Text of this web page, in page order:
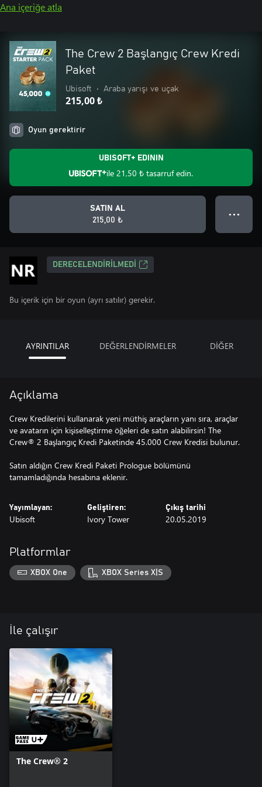
Ana içeriğe atla
The Crew 2 Başlangıç Crew Kredi
Paket
Ubisoft • Araba yarışı ve uçak
215,00 ₺
Oyun gerektirir
UBISOFT+ EDININ
ile 21,50 ₺ tasarruf edin.
SATIN AL
215,00 ₺
● ● ●
DERECELENDIRILMEDI
Bu içerik için bir oyun (ayrı satılır) gerekir.
AYRINTILAR DEĞERLENDİRMELER DİĞER
Açıklama
Crew Kredilerini kullanarak yeni müthiş araçların yanı sıra, araçlar
ve avatarın için kişiselleştirme öğeleri de satın alabilirsin! The
Crew® 2 Başlangıç Kredi Paketinde 45.000 Crew Kredisi bulunur.
Satın aldığın Crew Kredi Paketi Prologue bölümünü
tamamladığında hesabına eklenir.
Yayımlayan:
Ubisoft
Geliştiren:
Ivory Tower
Çıkış tarihi
20.05.2019
Platformlar
XBOX One XBOX Series X|S
İle çalışır
The Crew® 2